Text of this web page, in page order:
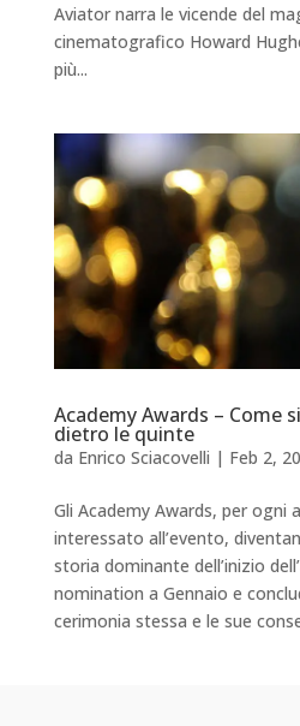
Aviator narra le vicende del
cinematografico Howard
più...
Academy Awards – Come
dietro le quinte
da Enrico Sciacovelli | Feb 2,
Gli Academy Awards, per ogni
interessato all’evento,
storia dominante dell’inizio
nomination a Gennaio e
cerimonia stessa e le sue